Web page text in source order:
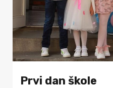
Prvi dan škole